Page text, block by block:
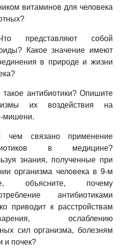
витаминов для человека
представляют собой
Какое значение имеют
в природе и жизни
такое антибиотики? Опишите
их воздействия на
мишени.
чем связано применение
в медицине?
знания, полученные при
организма человека в 9-м
объясните, почему
антибиотиками
приводит к расстройствам
ослаблению
силорганизма, болезням
и почек?